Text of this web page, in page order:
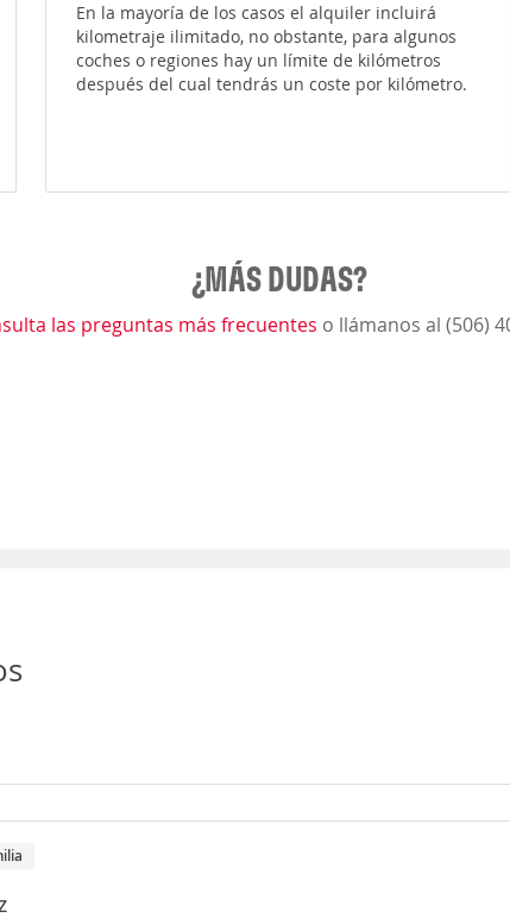
En la mayoría de los casos el alquiler incluirá
kilometraje ilimitado, no obstante, para algunos
coches o regiones hay un límite de kilómetros
después del cual tendrás un coste por kilómetro.
¿MÁS DUDAS?
las preguntas más frecuentes o llámanos al (506)